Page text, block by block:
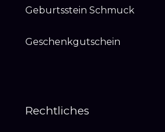
Geburtsstein Schmuck
Geschenkgutschein
Rechtliches